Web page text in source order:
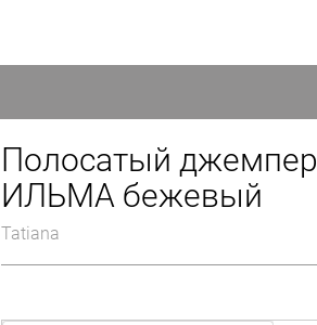
Полосатый джемпер
ИЛЬМА бежевый
Tatiana